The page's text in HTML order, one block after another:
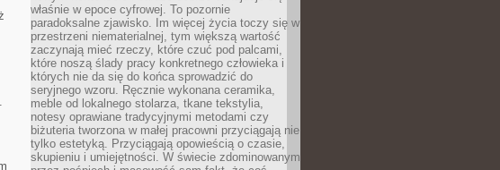
właśnie w epoce cyfrowej. To pozornie
paradoksalne zjawisko. Im więcej życia toczy się w
przestrzeni niematerialnej, tym większą wartość
zaczynają mieć rzeczy, które czuć pod palcami,
które noszą ślady pracy konkretnego człowieka i
których nie da się do końca sprowadzić do
seryjnego wzoru. Ręcznie wykonana ceramika,
meble od lokalnego stolarza, tkane tekstylia,
notesy oprawiane tradycyjnymi metodami czy
biżuteria tworzona w małej pracowni przyciągają nie
tylko estetyką. Przyciągają opowieścią o czasie,
skupieniu i umiejętności. W świecie zdominowanym